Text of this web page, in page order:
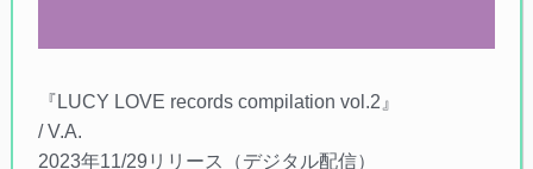
『LUCY LOVE records compilation vol.2』
/ V.A.
2023年11/29リリース（デジタル配信）